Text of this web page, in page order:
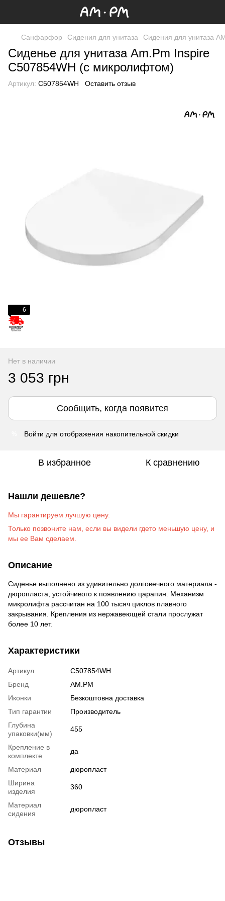
Санфарфор Сидения для унитаза Сидения для унитаза
Сиденье для унитаза Am.Pm Inspire
C507854WH (с микролифтом)
Артикул: C507854WH Оставить отзыв
6
Нет в наличии
3 053 грн
Сообщить, когда появится
Войти для отображения накопительной скидки
В избранное К сравнению
Нашли дешевле?
Мы гарантируем лучшую цену.
Только позвоните нам , если вы видели гдето меньшую цену, и
мы ее Вам сделаем
Описание
Сиденье выполнено из удивительно долговечного материала -
дюропласта, устойчивого к появлению царапин. Механизм
микролифта рассчитан на 100 тысяч циклов плавного
закрывания. Крепления из нержавеющей стали прослужат
более 10 лет.
Характеристики
Артикул
C507854WH
Бренд
AM.PM
Иконки
Безкоштовна доставка
Тип гарантии
Производитель
Глубина
упаковки(мм)
455
Крепление в
комплекте
да
Материал
дюропласт
Ширина
изделия
360
Материал
сидения
дюропласт
Отзывы